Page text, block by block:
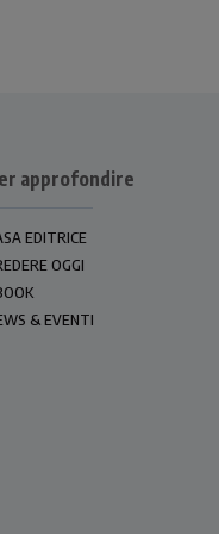
approfondire
EDITRICE
OGGI
& EVENTI